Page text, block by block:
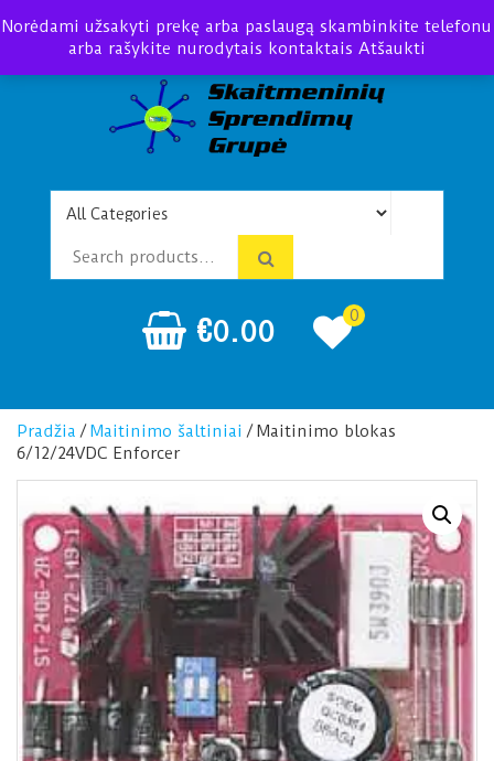
Telefonspynės Praėjimo
kontrolė
€0.00 0
Pradžia /Maitinimo šaltiniai / Maitinimo blokas
6/12/24VDC Enforcer
Norėdami užsakyti prekę arba paslaugą skambinkite telefonu
arba rašykite nurodytais kontaktais Atšaukti